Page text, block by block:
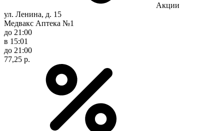
Акции
ул. Ленина, д. 15
Медвакс Аптека №1
до 21:00
в 15:01
до 21:00
77,25 р.